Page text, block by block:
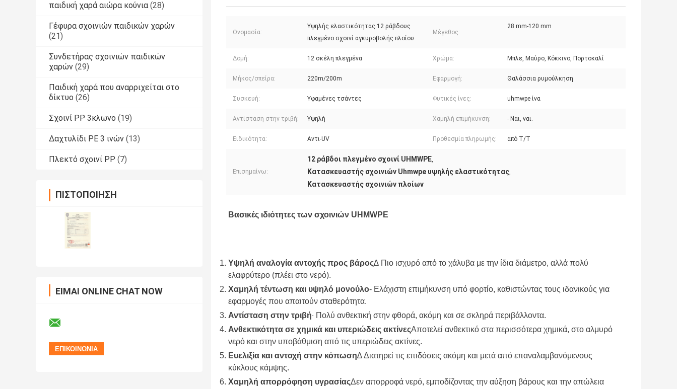
παιδική χαρά αιώρα κούνια (28)
Γέφυρα σχοινιών παιδικών χαρών
(21)
Συνδετήρας σχοινιών παιδικών
χαρών (29)
Παιδική χαρά που αναρριχείται στο
δίκτυο (26)
Σχοινί PP 3κλωνο (19)
Δαχτυλίδι PE 3 ινών (13)
Πλεκτό σχοινί PP (7)
ΠΙΣΤΟΠΟΊΗΣΗ
ΕΊΜΑΙ ONLINE CHAT NOW
Ονομασία:
Υψηλής ελαστικότητας 12 ράβδους
πλεγμένο σχοινί αγκυροβολής πλοίου
Μέγεθος:
28 mm-120 mm
Δομή: 12 σκέλη πλεγμένα Χρώμα: Μπλε, Μαύρο, Κόκκινο, Πορτοκαλί
Μήκος/σπείρα: 220m/200m Εφαρμογή: Θαλάσσια ρυμούλκηση
Συσκευή: Υφαμένες τσάντες Φυτικές ίνες: uhmwpe ίνα
Αντίσταση στην τριβή: Υψηλή Χαμηλή επιμήκυνση: - Ναι, ναι.
Ειδικότητα: Αντι-UV Προθεσμία πληρωμής: από T/T
Επισημαίνω:
12 ράβδοι πλεγμένο σχοινί UHMWPE,
Κατασκευαστής σχοινιών Uhmwpe υψηλής ελαστικότητας,
Κατασκευαστής σχοινιών πλοίων
Βασικές ιδιότητες των σχοινιών UHMWPE
Υψηλή αναλογία αντοχής προς βάρος∆ Πιο ισχυρό από το χάλυβα με την ίδια διάμετρο, αλλά πολύ
ελαφρύτερο (πλέει στο νερό).
Χαμηλή τέντωση και υψηλό μονούλο- Ελάχιστη επιμήκυνση υπό φορτίο, καθιστώντας τους ιδανικούς για
εφαρμογές που απαιτούν σταθερότητα.
Αντίσταση στην τριβή∙ Πολύ ανθεκτική στην φθορά, ακόμη και σε σκληρά περιβάλλοντα.
Ανθεκτικότητα σε χημικά και υπεριώδεις ακτίνεςΑποτελεί ανθεκτικό στα περισσότερα χημικά, στο αλμυρό
νερό και στην υποβάθμιση από τις υπεριώδεις ακτίνες.
Ευελιξία και αντοχή στην κόπωση∆ Διατηρεί τις επιδόσεις ακόμη και μετά από επαναλαμβανόμενους
κύκλους κάμψης.
Χαμηλή απορρόφηση υγρασίαςΔεν απορροφά νερό, εμποδίζοντας την αύξηση βάρους και την απώλεια